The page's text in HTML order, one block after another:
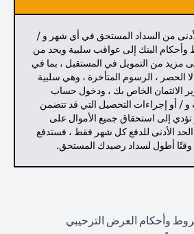
من السداد المستحق في أي شهر و /
وأحكام البنك إلى عواقب سلبية ويحد من
مزيد من التمويل في المستقبل ، بما في
الحصر ، الرسوم المتأخرة ، وهي سلبية
الائتمان الخاص بك ، ودخول حساب
و / أو إجراءات التحصيل التي قد تتضمن
تؤدي إلى استحقاق جميع الأموال على
الحد الأدنى للدفع كل شهر فقط ، فستدفع
وقتًا أطول لسداد رصيدك المستحق.
وأحكام العرض الترحيبي